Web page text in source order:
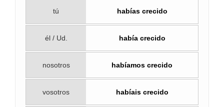
tú habías crecido
él / Ud. había crecido
nosotros habíamos crecido
vosotros habíais crecido